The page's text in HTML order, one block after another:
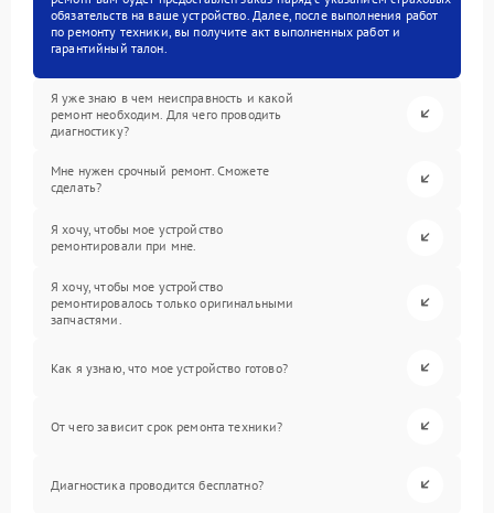
обязательств на ваше устройство. Далее, после выполнения работ
по ремонту техники, вы получите акт выполненных работ и
гарантийный талон.
Я уже знаю в чем неисправность и какой
ремонт необходим. Для чего проводить
диагностику?
Мне нужен срочный ремонт. Сможете
сделать?
Я хочу, чтобы мое устройство
ремонтировали при мне.
Я хочу, чтобы мое устройство
ремонтировалось только оригинальными
запчастями.
Как я узнаю, что мое устройство готово?
От чего зависит срок ремонта техники?
Диагностика проводится бесплатно?